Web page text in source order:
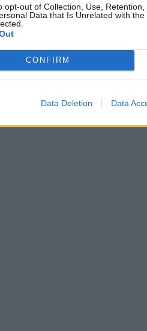
opt-out of Collection, Use,
Data that Is Unrelated with
CONFIRM
Data Deletion Data
20